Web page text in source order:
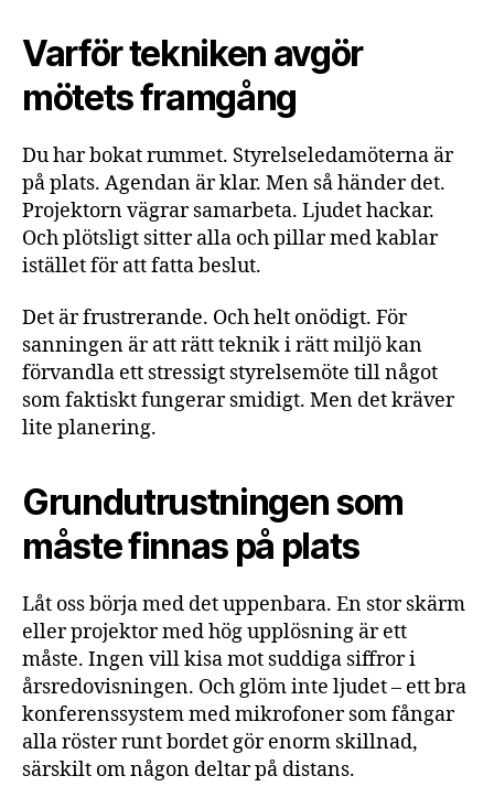
Varför tekniken avgör
mötets framgång
Du har bokat rummet. Styrelseledamöterna är
på plats. Agendan är klar. Men så händer det.
Projektorn vägrar samarbeta. Ljudet hackar.
Och plötsligt sitter alla och pillar med kablar
istället för att fatta beslut.
Det är frustrerande. Och helt onödigt. För
sanningen är att rätt teknik i rätt miljö kan
förvandla ett stressigt styrelsemöte till något
som faktiskt fungerar smidigt. Men det kräver
lite planering.
Grundutrustningen som
måste finnas på plats
Låt oss börja med det uppenbara. En stor skärm
eller projektor med hög upplösning är ett
måste. Ingen vill kisa mot suddiga siffror i
årsredovisningen. Och glöm inte ljudet – ett bra
konferenssystem med mikrofoner som fångar
alla röster runt bordet gör enorm skillnad,
särskilt om någon deltar på distans.